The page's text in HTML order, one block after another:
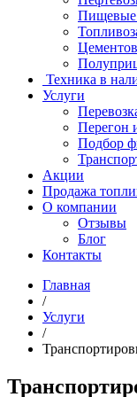
Пищевые
Техника в
Услуги
Перегон
Подбор
Акции
Продажа
О компании
Отзывы
Блог
Контакты
Главная
/
Услуги
/